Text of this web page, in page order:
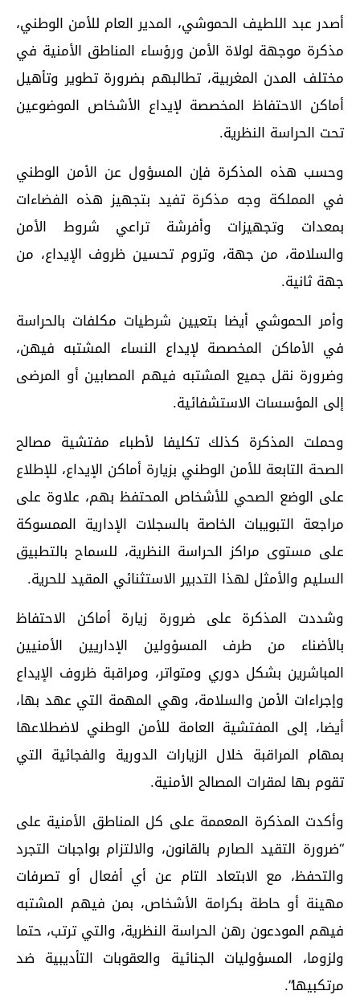
أصدر عبد اللطيف الحموشي، المدير العام للأمن الوطني،
مذكرة موجهة لولاة الأمن ورؤساء المناطق الأمنية في
مختلف المدن المغربية، تطالبهم بضرورة تطوير وتأهيل
أماكن الاحتفاظ المخصصة لإيداع الأشخاص الموضوعين
تحت الحراسة النظرية.
وحسب هذه المذكرة فإن المسؤول عن الأمن الوطني
في المملكة وجه مذكرة تفيد بتجهيز هذه الفضاءات
بمعدات وتجهيزات وأفرشة تراعي شروط الأمن
والسلامة، من جهة، وتروم تحسين ظروف الإيداع، من
جهة ثانية.
وأمر الحموشي أيضا بتعيين شرطيات مكلفات بالحراسة
في الأماكن المخصصة لإيداع النساء المشتبه فيهن،
وضرورة نقل جميع المشتبه فيهم المصابين أو المرضى
إلى المؤسسات الاستشفائية.
وحملت المذكرة كذلك تكليفا لأطباء مفتشية مصالح
الصحة التابعة للأمن الوطني بزيارة أماكن الإيداع، للإطلاع
على الوضع الصحي للأشخاص المحتفظ بهم، علاوة على
مراجعة التبويبات الخاصة بالسجلات الإدارية الممسوكة
على مستوى مراكز الحراسة النظرية، للسماح بالتطبيق
السليم والأمثل لهذا التدبير الاستثنائي المقيد للحرية.
وشددت المذكرة على ضرورة زيارة أماكن الاحتفاظ
بالأضناء من طرف المسؤولين الإداريين الأمنيين
المباشرين بشكل دوري ومتواتر، ومراقبة ظروف الإيداع
وإجراءات الأمن والسلامة، وهي المهمة التي عهد بها،
أيضا، إلى المفتشية العامة للأمن الوطني لاضطلاعها
بمهام المراقبة خلال الزيارات الدورية والفجائية التي
تقوم بها لمقرات المصالح الأمنية.
وأكدت المذكرة المعممة على كل المناطق الأمنية على
“ضرورة التقيد الصارم بالقانون، والالتزام بواجبات التجرد
والتحفظ، مع الابتعاد التام عن أي أفعال أو تصرفات
مهينة أو حاطة بكرامة الأشخاص، بمن فيهم المشتبه
فيهم المودعون رهن الحراسة النظرية، والتي ترتب، حتما
ولزوما، المسؤوليات الجنائية والعقوبات التأديبية ضد
مرتكبيها”.